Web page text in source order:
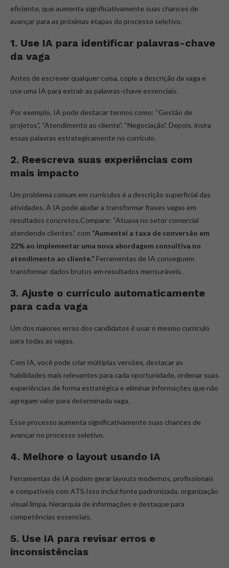
eficiente, que aumenta significativamente suas chances de
avançar para as próximas etapas do processo seletivo.
1. Use IA para identificar palavras-chave
da vaga
Antes de escrever qualquer coisa, copie a descrição da vaga e
use uma IA para extrair as palavras-chave essenciais.
Por exemplo, IA pode destacar termos como: “Gestão de
projetos”, “Atendimento ao cliente”, “Negociação”. Depois, insira
essas palavras estrategicamente no currículo.
2. Reescreva suas experiências com
mais impacto
Um problema comum em currículos é a descrição superficial das
atividades. A IA pode ajudar a transformar frases vagas em
resultados concretos.Compare: “Atuava no setor comercial
atendendo clientes.” com “Aumentei a taxa de conversão em
22% ao implementar uma nova abordagem consultiva no
atendimento ao cliente.” Ferramentas de IA conseguem
transformar dados brutos em resultados mensuráveis.
3. Ajuste o currículo automaticamente
para cada vaga
Um dos maiores erros dos candidatos é usar o mesmo currículo
para todas as vagas.
Com IA, você pode criar múltiplas versões, destacar as
habilidades mais relevantes para cada oportunidade, ordenar suas
experiências de forma estratégica e eliminar informações que não
agregam valor para determinada vaga.
Esse processo aumenta significativamente suas chances de
avançar no processo seletivo.
4. Melhore o layout usando IA
Ferramentas de IA podem gerar layouts modernos, profissionais
e compatíveis com ATS.Isso inclui:fonte padronizada, organização
visual limpa, hierarquia de informações e destaque para
competências essenciais.
5. Use IA para revisar erros e
inconsistências